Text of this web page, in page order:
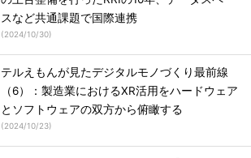
スなど共通課題で国際連携
(2024/10/30)
テルえもんが見たデジタルモノづくり最前線
（6）：製造業におけるXR活用をハードウェア
とソフトウェアの双方から俯瞰する
(2024/10/23)